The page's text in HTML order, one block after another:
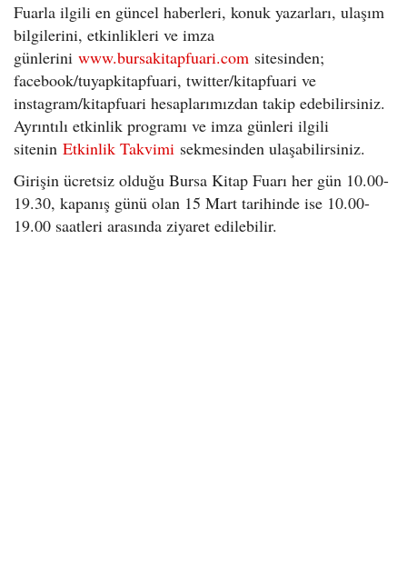
Fuarla ilgili en güncel haberleri, konuk yazarları, ulaşım
bilgilerini, etkinlikleri ve imza
günlerini www.bursakitapfuari.com sitesinden;
facebook/tuyapkitapfuari, twitter/kitapfuari ve
instagram/kitapfuari hesaplarımızdan takip edebilirsiniz.
Ayrıntılı etkinlik programı ve imza günleri ilgili
sitenin Etkinlik Takvimi sekmesinden ulaşabilirsiniz.
Girişin ücretsiz olduğu Bursa Kitap Fuarı her gün 10.00-
19.30, kapanış günü olan 15 Mart tarihinde ise 10.00-
19.00 saatleri arasında ziyaret edilebilir.